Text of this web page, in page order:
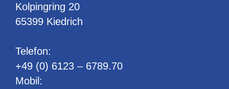
Kolpingring 20
65399 Kiedrich
Telefon:
+49 (0) 6123 – 6789.70
Mobil: